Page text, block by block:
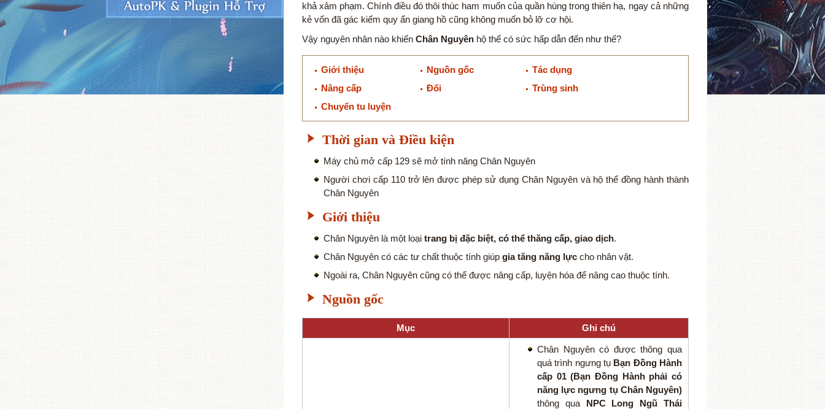
khả xâm phạm. Chính điều đó thôi thúc ham muốn của quần hùng trong thiên hạ, ngay cả những
kẻ vốn đã gác kiếm quy ẩn giang hồ cũng không muốn bỏ lỡ cơ hội.
Vậy nguyên nhân nào khiến Chân Nguyên hộ thể có sức hấp dẫn đến như thế?
Giới thiệu Nguồn gốc
Tác dụng
Nâng cấp
Đổi
Trùng sinh
Chuyển tu luyện
Thời gian và Điều kiện
Máy chủ mở cấp 129 sẽ mở tính năng Chân Nguyên
Người chơi cấp 110 trở lên được phép sử dụng Chân Nguyên và hộ thể đồng hành thành
Chân Nguyên
Giới thiệu
Chân Nguyên là một loại trang bị đặc biệt, có thể thăng cấp, giao dịch.
Chân Nguyên có các tư chất thuộc tính giúp gia tăng năng lực cho nhân vật.
Ngoài ra, Chân Nguyên cũng có thể được nâng cấp, luyện hóa để nâng cao thuộc tính.
Nguồn gốc
Mục Ghi chú
Chân Nguyên có được thông qua
quá trình ngưng tụ Bạn Đồng Hành
cấp 01 (Bạn Đồng Hành phải có
năng lực ngưng tụ Chân Nguyên)
thông qua NPC Long Ngũ Thái